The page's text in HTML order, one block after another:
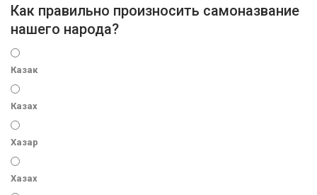
Как правильно произносить самоназвание
нашего народа?
Казак
Казах
Хазар
Хазах